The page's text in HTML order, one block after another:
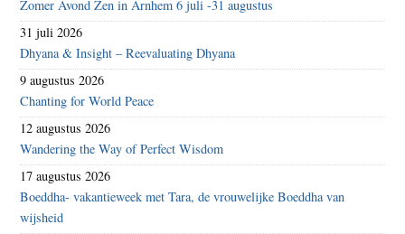
Zomer Avond Zen in Arnhem 6 juli -31 augustus
31 juli 2026
Dhyana & Insight – Reevaluating Dhyana
9 augustus 2026
Chanting for World Peace
12 augustus 2026
Wandering the Way of Perfect Wisdom
17 augustus 2026
Boeddha- vakantieweek met Tara, de vrouwelijke Boeddha van
wijsheid